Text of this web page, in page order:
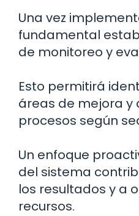
Una vez
fundamental
de monitoreo y
Esto permitirá
áreas de mejora y
procesos según
Un enfoque
del sistema
los resultados y a
recursos.